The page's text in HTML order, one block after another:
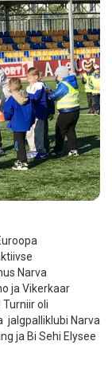
Narva
ja Vikerkaar
oli
jalgpalliklubi Narva
ja Bi Sehi Elysee